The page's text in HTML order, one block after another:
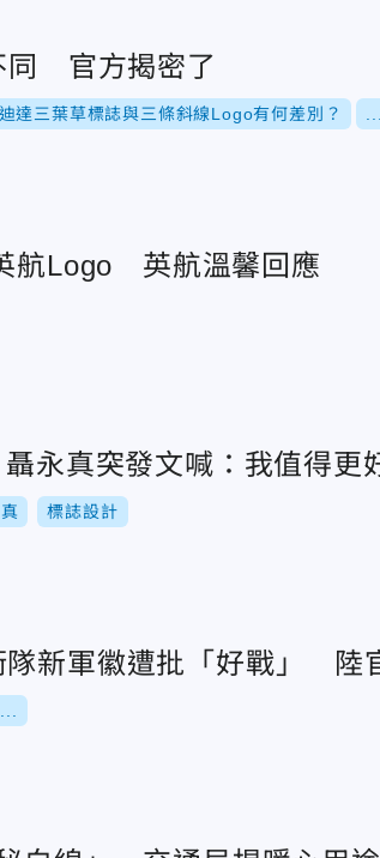
同 官方揭密了
達三葉草標誌與三條斜線Logo有何差別？
航Logo 英航溫馨回應
永真突發文喊：我值得更
標誌設計
隊新軍徽遭批「好戰」 陸